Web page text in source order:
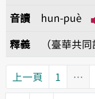
音讀
hun-puè
釋義 （臺華共
上一頁 1 …